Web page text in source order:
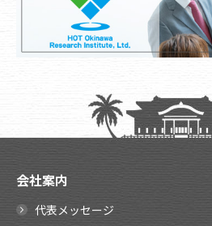
会社案内
代表メッセージ